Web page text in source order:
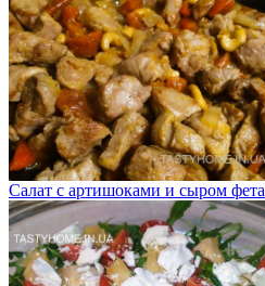
Салат с артишоками и сыром фета